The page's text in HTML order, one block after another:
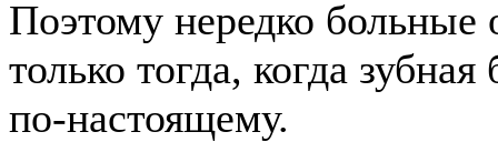
Поэтому нередко больные
только тогда, когда
по-настоящему.